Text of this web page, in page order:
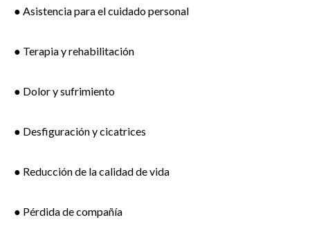
● Asistencia para el cuidado personal
● Terapia y rehabilitación
● Dolor y sufrimiento
● Desfiguración y cicatrices
● Reducción de la calidad de vida
● Pérdida de compañía